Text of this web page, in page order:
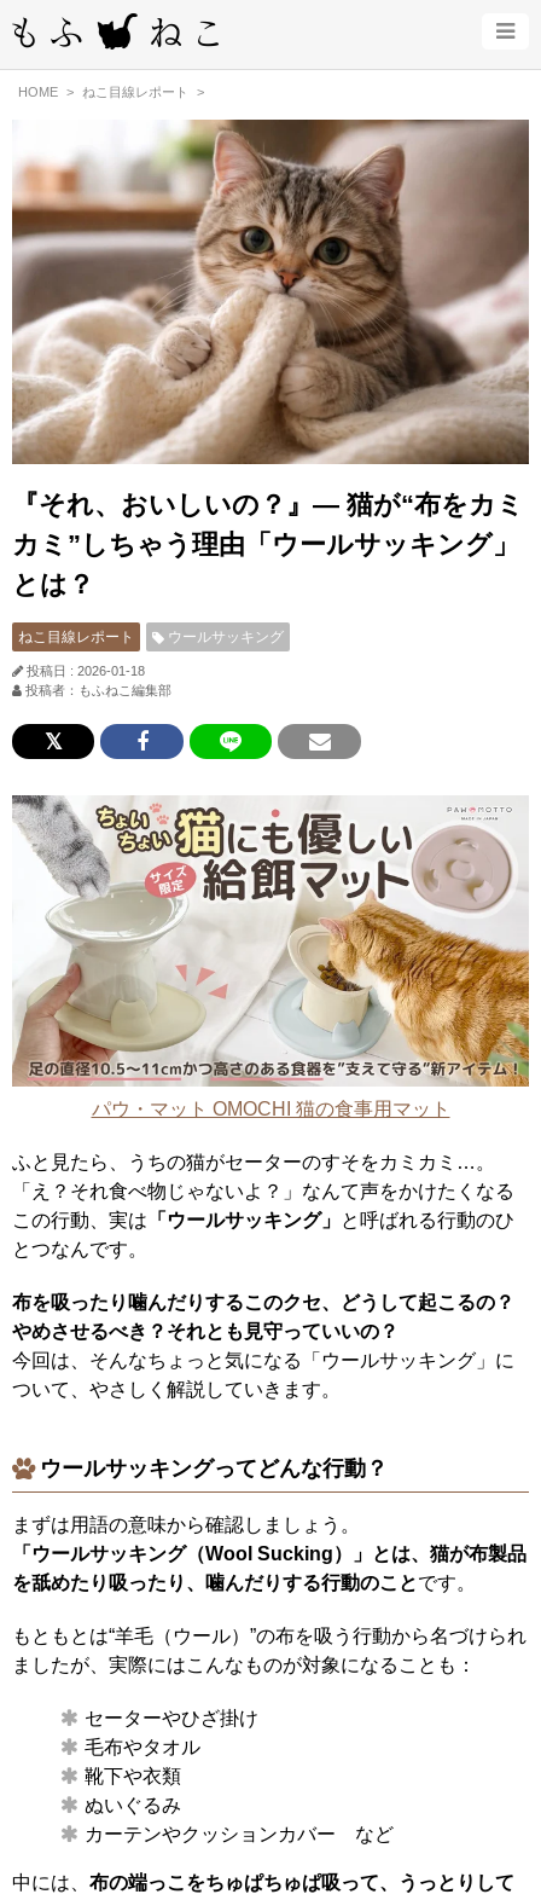
HOME ねこ目線レポート
『それ、おいしいの？』— 猫が“布をカミ
カミ”しちゃう理由「ウールサッキング」
とは？
ねこ目線レポート ウールサッキング
投稿日 : 2026-01-18
投稿者：もふねこ編集部
パウ・マット OMOCHI 猫の食事用マット
ふと見たら、うちの猫がセーターのすそをカミカミ…。
「え？それ食べ物じゃないよ？」なんて声をかけたくなる
この行動、実は 「ウールサッキング」 と呼ばれる行動のひ
とつなんです。
布を吸ったり噛んだりするこのクセ、どうして起こるの？
やめさせるべき？それとも見守っていいの？
今回は、そんなちょっと気になる「ウールサッキング」に
ついて、やさしく解説していきます。
ウールサッキングってどんな行動？
まずは用語の意味から確認しましょう。
「ウールサッキング（Wool Sucking）」とは、猫が布製品
を舐めたり吸ったり、噛んだりする行動のことです。
もともとは“羊毛（ウール）”の布を吸う行動から名づけられ
ましたが、実際にはこんなものが対象になることも：
セーターやひざ掛け
毛布やタオル
靴下や衣類
ぬいぐるみ
カーテンやクッションカバー など
中には、 布の端っこをちゅぱちゅぱ吸って、うっとりして